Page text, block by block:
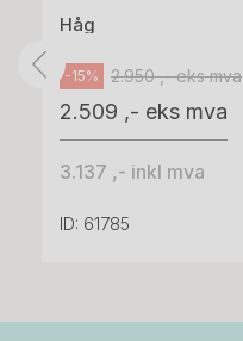
Håg
-15% 2.950 ,- eks mva
2.509 ,- eks mva
3.137 ,- inkl mva
ID: 61785